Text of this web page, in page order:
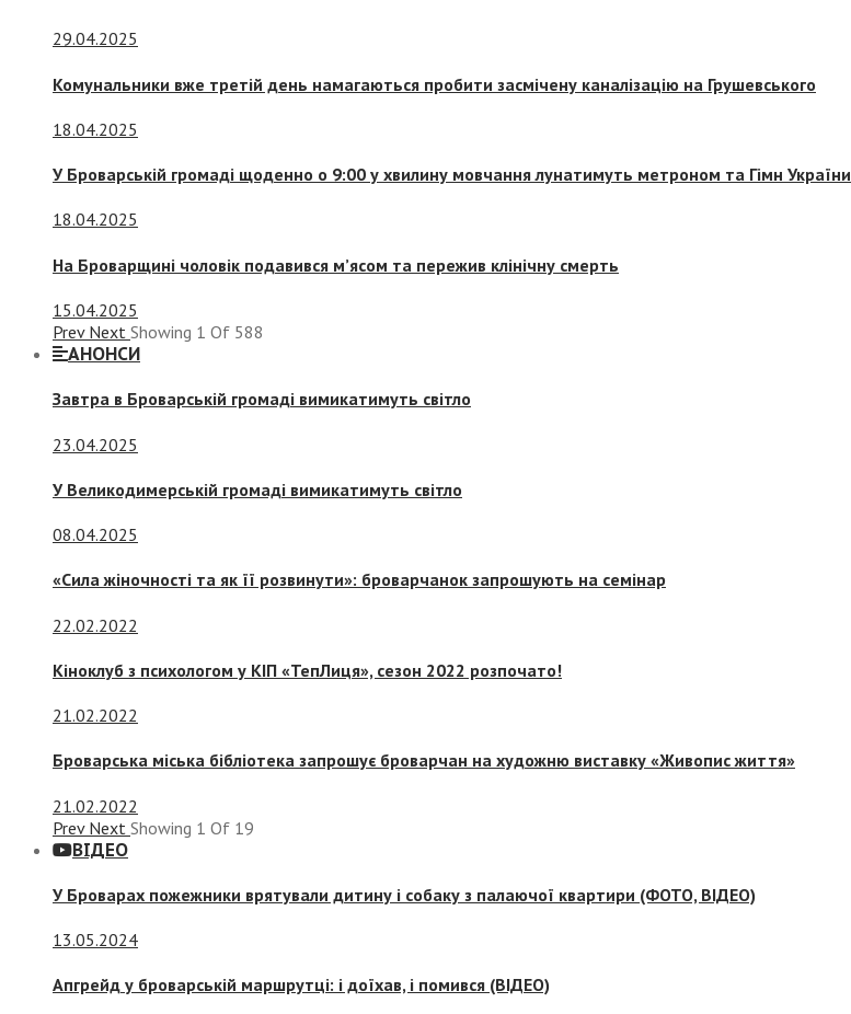
29.04.2025
Комунальники вже третій день намагаються пробити засмічену каналізацію на Грушевського
18.04.2025
У Броварській громаді щоденно о 9:00 у хвилину мовчання лунатимуть метроном та Гімн України
18.04.2025
На Броварщині чоловік подавився м’ясом та пережив клінічну смерть
15.04.2025
Prev Next Showing 1 Of 588
АНОНСИ
Завтра в Броварській громаді вимикатимуть світло
23.04.2025
У Великодимерській громаді вимикатимуть світло
08.04.2025
«Сила жіночності та як її розвинути»: броварчанок запрошують на семінар
22.02.2022
Кіноклуб з психологом у КІП «ТепЛиця», сезон 2022 розпочато!
21.02.2022
Броварська міська бібліотека запрошує броварчан на художню виставку «Живопис життя»
21.02.2022
Prev Next Showing 1 Of 19
ВІДЕО
У Броварах пожежники врятували дитину і собаку з палаючої квартири (ФОТО, ВІДЕО)
13.05.2024
Апгрейд у броварській маршрутці: і доїхав, і помився (ВІДЕО)